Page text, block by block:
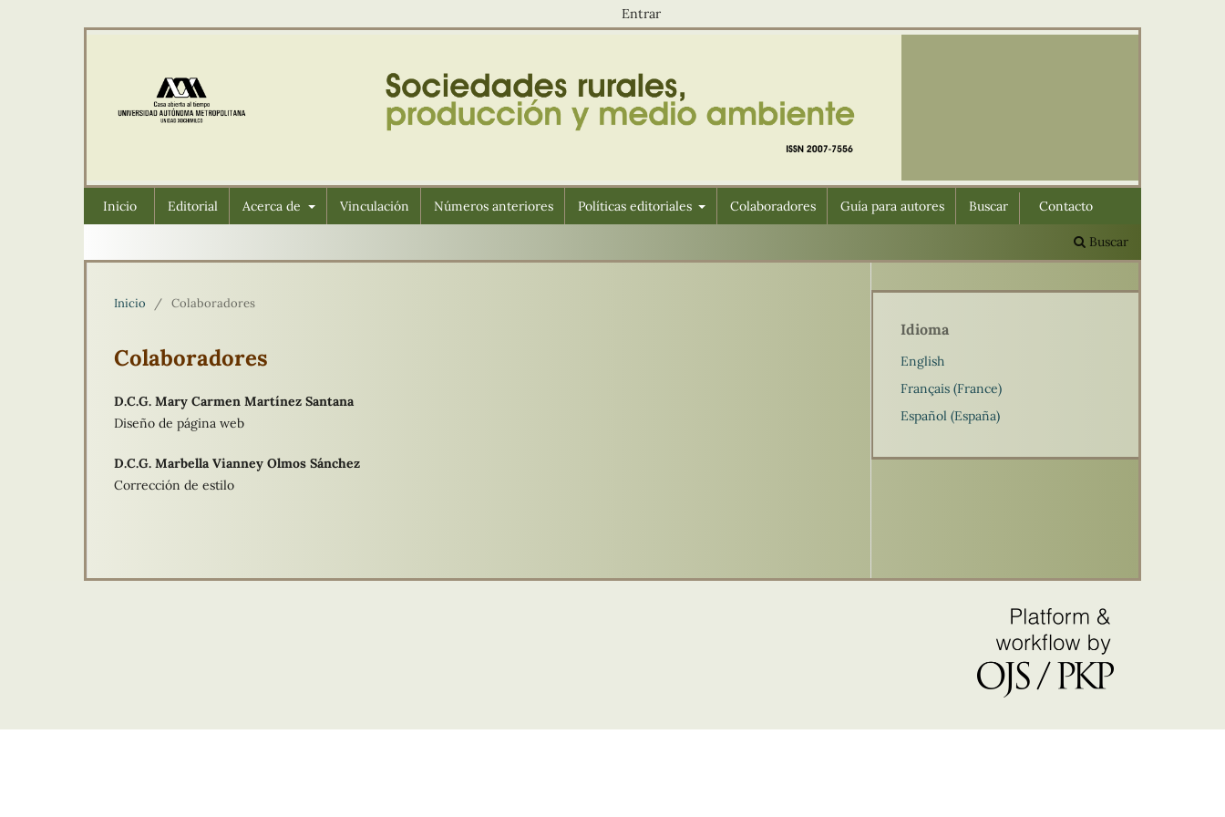
Inicio Editorial Acerca de Vinculación Números anteriores Políticas editoriales Colaboradores Guía para autores Buscar Contacto
Buscar
Entrar
Inicio / Colaboradores
Colaboradores
D.C.G. Mary Carmen Martínez Santana
Diseño de página web
D.C.G. Marbella Vianney Olmos Sánchez
Corrección de estilo
Idioma
English
Français (France)
Español (España)